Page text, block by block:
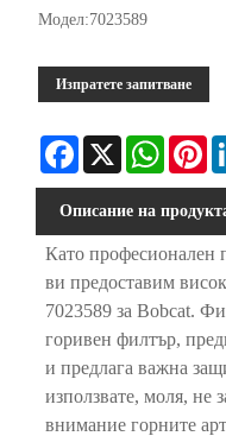
Модел:7023589
Изпратете запитване
Facebook
X WhatsApp
Описание на
Като професионален
ви предоставим
7023589 за Bobcat.
горивен филтър,
и предлага важна
използвате, моля, не
внимание горните